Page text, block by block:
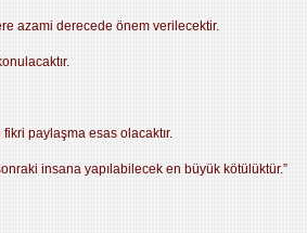
azami derecede önem verilecektir.
paylaşma esas olacaktır.
insana yapılabilecek en büyük kötülüktür.”